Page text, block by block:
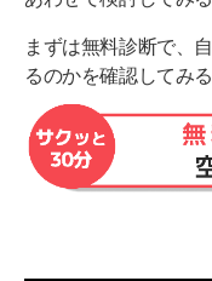
まずは無料診断で、
るのかを確認してみ